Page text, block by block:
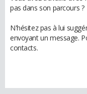
pas dans son parcours ?
N'hésitez pas à lui
envoyant un message.
contacts.